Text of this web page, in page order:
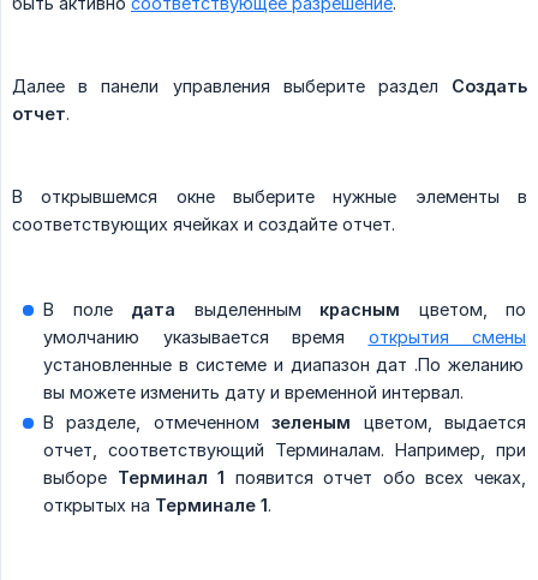
Далее в панели управления выберите раздел Создать
отчет.
В открывшемся окне выберите нужные элементы в
соответствующих ячейках и создайте отчет.
В поле дата выделенным красным цветом, по
умолчанию указывается время открытия смены
установленные в системе и диапазон дат .По желанию
вы можете изменить дату и временной интервал.
В разделе, отмеченномзеленым цветом, выдается
отчет, соответствующий Терминалам. Например, при
выборе Терминал 1 появится отчет обо всех чеках,
открытых на Терминале 1.